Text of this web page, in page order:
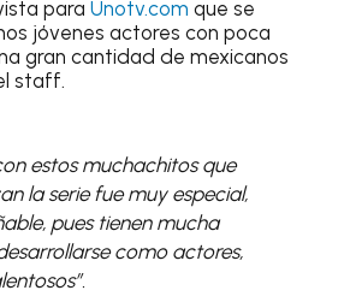
paraUnotv.com que se
jóvenes actores con poca
gran cantidad de mexicanos
staff.
estos muchachitos que
la serie fue muy especial,
pues tienen mucha
como actores,